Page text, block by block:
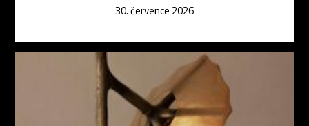
30. července 2026